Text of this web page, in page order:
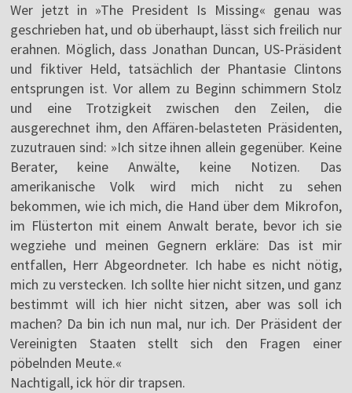
Wer jetzt in »The President Is Missing« genau was
geschrieben hat, und ob überhaupt, lässt sich freilich nur
erahnen. Möglich, dass Jonathan Duncan, US-Präsident
und fiktiver Held, tatsächlich der Phantasie Clintons
entsprungen ist. Vor allem zu Beginn schimmern Stolz
und eine Trotzigkeit zwischen den Zeilen, die
ausgerechnet ihm, den Affären-belasteten Präsidenten,
zuzutrauen sind: »Ich sitze ihnen allein gegenüber. Keine
Berater, keine Anwälte, keine Notizen. Das
amerikanische Volk wird mich nicht zu sehen
bekommen, wie ich mich, die Hand über dem Mikrofon,
im Flüsterton mit einem Anwalt berate, bevor ich sie
wegziehe und meinen Gegnern erkläre: Das ist mir
entfallen, Herr Abgeordneter. Ich habe es nicht nötig,
mich zu verstecken. Ich sollte hier nicht sitzen, und ganz
bestimmt will ich hier nicht sitzen, aber was soll ich
machen? Da bin ich nun mal, nur ich. Der Präsident der
Vereinigten Staaten stellt sich den Fragen einer
pöbelnden Meute.«
Nachtigall, ick hör dir trapsen.